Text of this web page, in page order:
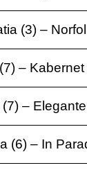
(3)–
– Kabernet
(7) – Elegante
(6) – In